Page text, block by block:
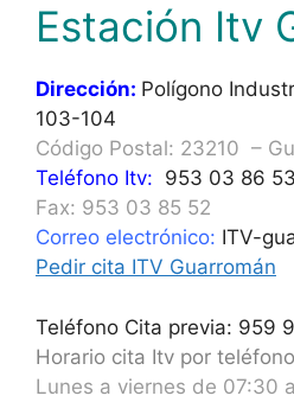
Estación Itv
Dirección: Polígono
103-104
Código Postal: 23210 –
Teléfono Itv: 953 03 86 53
Fax: 953 03 85 52
Correo electrónico: ITV-
Pedir cita ITV Guarromán
Teléfono Cita previa: 959
Horario cita Itv por
Lunes a viernes de 07:30